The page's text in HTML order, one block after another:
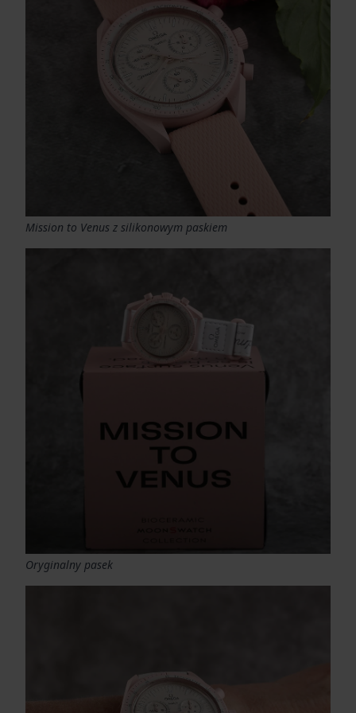
Mission to Venus z silikonowym paskiem
Oryginalny pasek